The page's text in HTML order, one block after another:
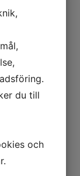
&
du till
och
.